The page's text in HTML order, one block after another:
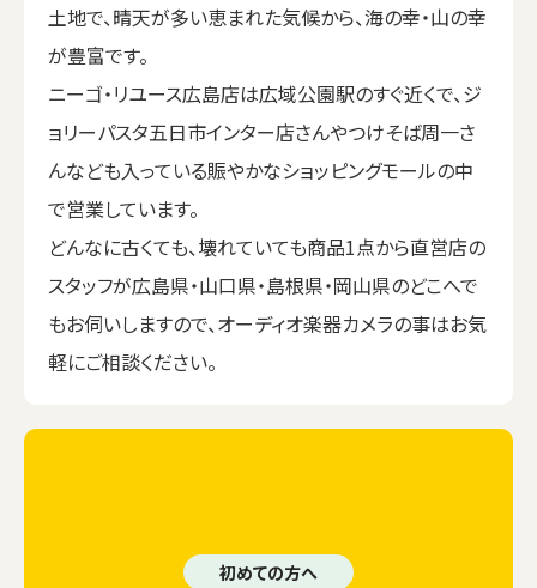
土地で、晴天が多い恵まれた気候から、海の幸・山の幸
が豊富です。
ニーゴ・リユース広島店は広域公園駅のすぐ近くで、ジ
ョリーパスタ五日市インター店さんやつけそば周一さ
んなども入っている賑やかなショッピングモールの中
で営業しています。
どんなに古くても、壊れていても商品1点から直営店の
スタッフが広島県・山口県・島根県・岡山県のどこへで
もお伺いしますので、オーディオ楽器カメラの事はお気
軽にご相談ください。
初めての方へ